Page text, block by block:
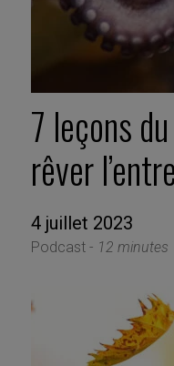
7 leçons
rêver
4 juillet 2023
Podcast - 12 minutes